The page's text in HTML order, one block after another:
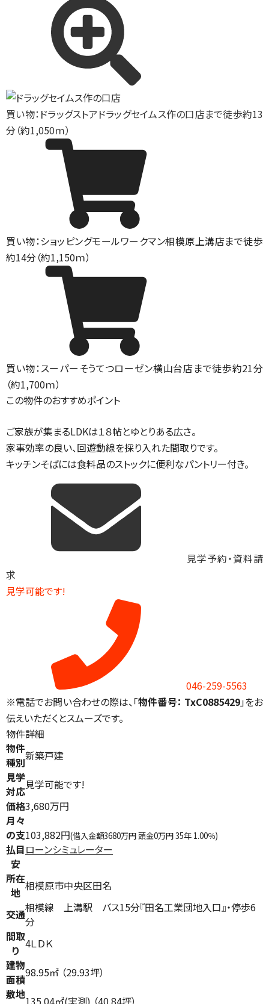
買い物：ドラッグストアドラッグセイムス作の口店まで徒歩約13
分（約1,050ｍ）
買い物：ショッピングモールワークマン相模原上溝店まで徒歩
約14分（約1,150ｍ）
買い物：スーパーそうてつローゼン横山台店まで徒歩約21分
（約1,700ｍ）
この物件のおすすめポイント
ご家族が集まるLDKは１８帖とゆとりある広さ。
家事効率の良い、回遊動線を採り入れた間取りです。
キッチンそばには食料品のストックに便利なパントリー付き。
見学予約・資料請
求
見学可能です!
046-259-5563
※電話でお問い合わせの際は、「物件番号： TxC0885429」をお
伝えいただくとスムーズです。
物件詳細
物件
種別新築戸建
見学
対応見学可能です!
価格3,680万円
月々
の支
払目
安
103,882円(借入金額3680万円 頭金0万円 35年 1.00％)
ローンシミュレーター
所在
地 相模原市中央区田名
交通相模線 上溝駅 バス15分『田名工業団地入口』・停歩6
分
間取
り 4ＬＤＫ
建物
面積98.95㎡ （29.93坪）
敷地135.04㎡(実測) （40.84坪）